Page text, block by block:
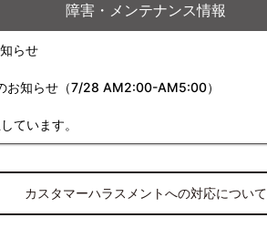
障害・メンテナンス情報
らせ
お知らせ（7/28 AM2:00-AM5:00）
ています。
カスタマーハラスメントへの対応について